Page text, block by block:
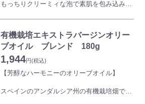
もっちりクリーミィな泡で素肌を包み込み、
オリーブ由来の5種類の成分と、保湿効果の
高い機能性成分で満足感のある洗い上がりで
す。
有機栽培エキストラバージンオリー
ブオイル ブレンド 180g
1,944円(税込)
【芳醇なハーモニーのオリーブオイル】
スペインのアンダルシア州の有機栽培畑で育